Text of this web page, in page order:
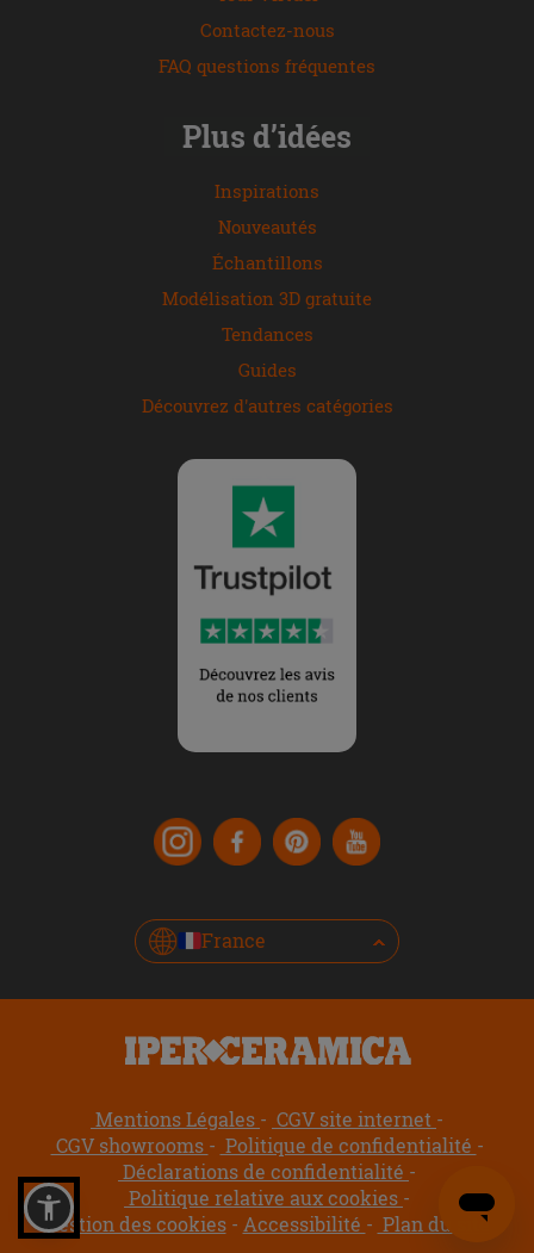
Contactez-nous
FAQ questions fréquentes
Plus d’idées
Inspirations
Nouveautés
Échantillons
Modélisation 3D gratuite
Tendances
Guides
Découvrez d'autres catégories
France
Mentions Légales
CGV site internet
CGV showrooms
Politique de confidentialité
Déclarations de confidentialité
Politique relative aux cookies
Gestion des cookies
Accessibilité Plan du site